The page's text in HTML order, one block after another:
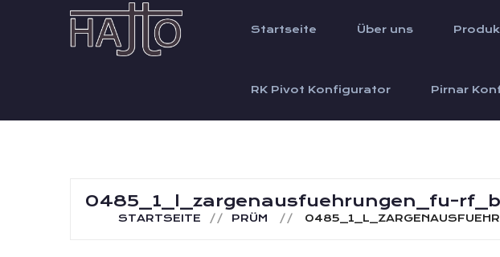
Startseite Über uns
RK Pivot Konfigurator Pirnar
0485_1_l_zargenausfuehrungen_fu-
STARTSEITE PRÜM